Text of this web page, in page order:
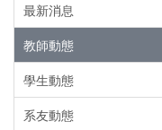
最新消息
教師動態
學生動態
系友動態